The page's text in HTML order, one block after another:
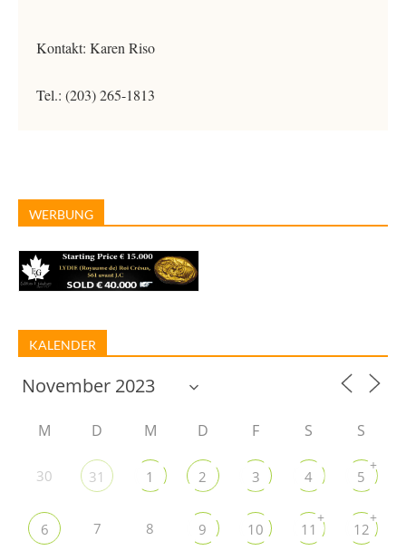
Kontakt: Karen Riso
Tel.: (203) 265-1813
WERBUNG
KALENDER
M D M D F S S
30 31 1 2 3 4 5
+
6 7 8 9 10 11
+
12
+